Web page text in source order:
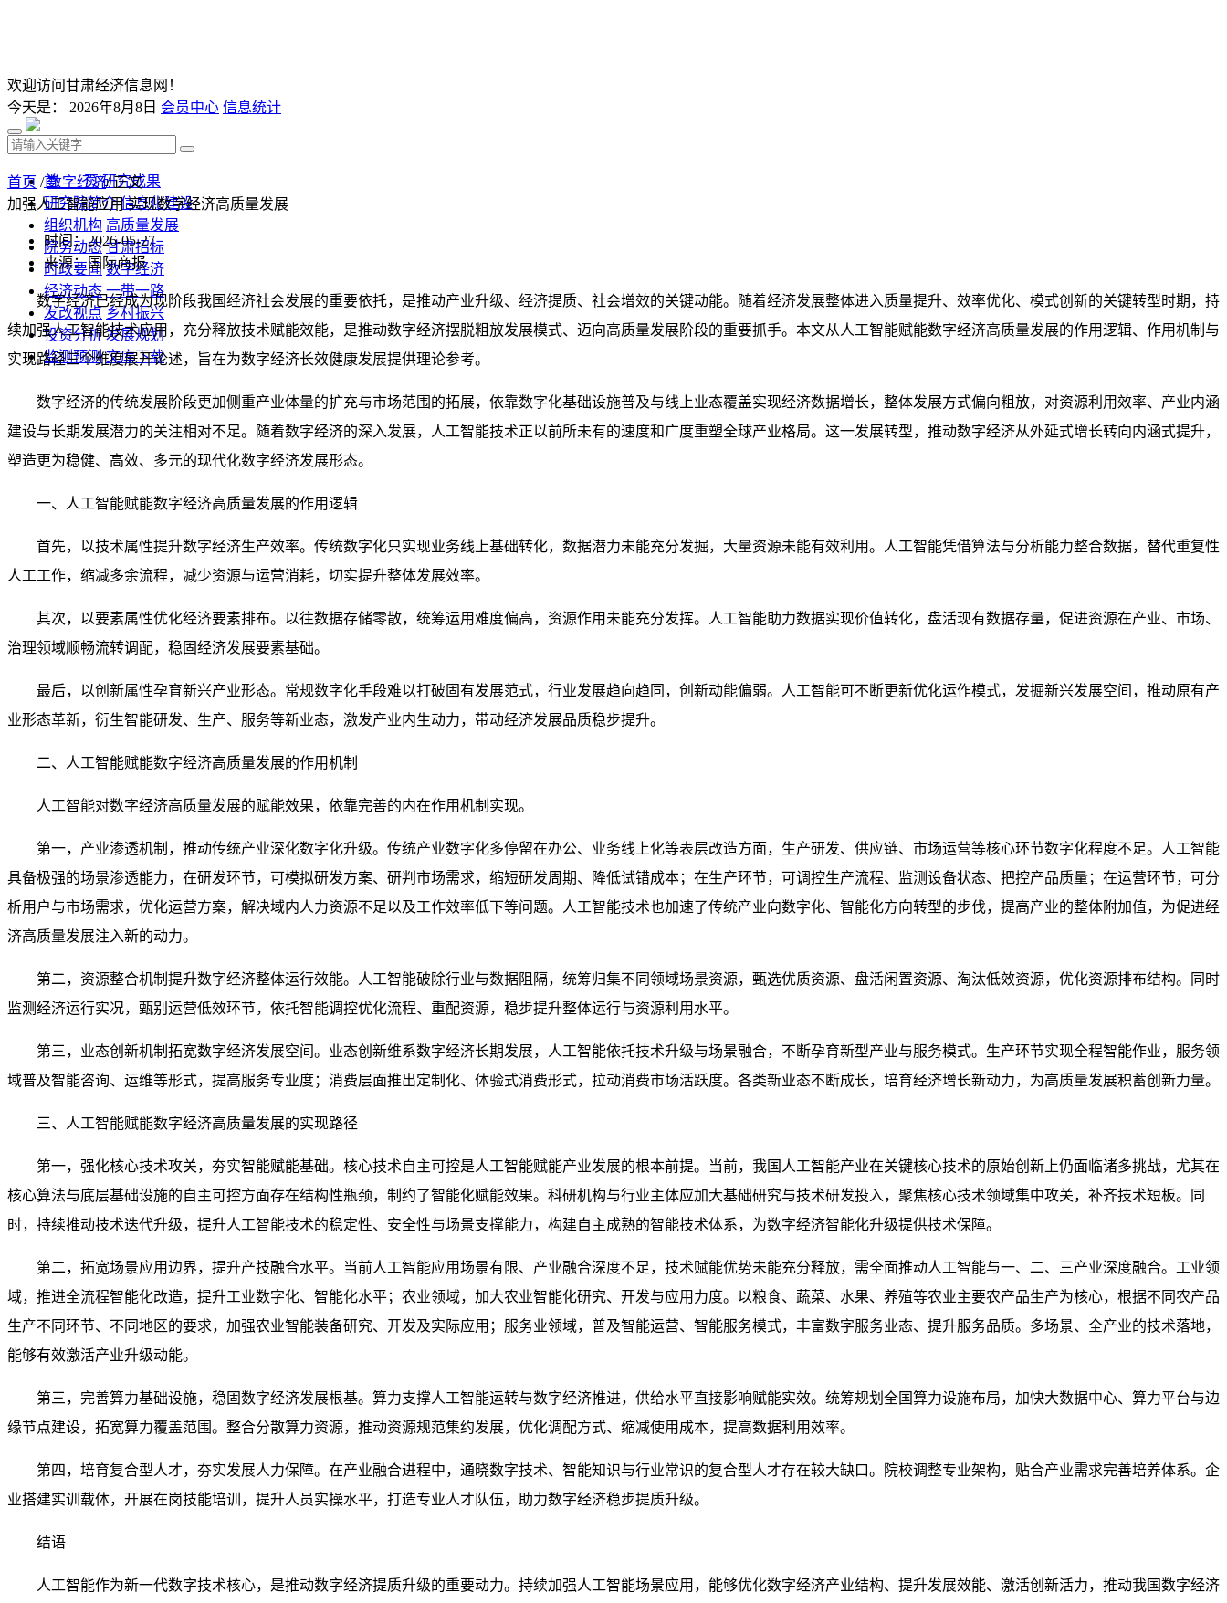
欢迎访问甘肃经济信息网！
今天是： 2026年8月8日 会员中心 信息统计
首 页 研究成果
研究院简介 信息化建设
组织机构 高质量发展
院务动态 甘肃招标
时政要闻 数字经济
经济动态 一带一路
发改视点 乡村振兴
投资分析 发展规划
监测预测 文库下载
首页 /数字经济/ 正文
加强人工智能应用 实现数字经济高质量发展
时间：2026-05-27
来源：国际商报
数字经济已经成为现阶段我国经济社会发展的重要依托，是推动产业升级、经济提质、社会增效的关键动能。随着经济发展整体进入质量提升、效率优化、模式创新的关键转型时期，持
续加强人工智能技术应用，充分释放技术赋能效能，是推动数字经济摆脱粗放发展模式、迈向高质量发展阶段的重要抓手。本文从人工智能赋能数字经济高质量发展的作用逻辑、作用机制与
实现路径三个维度展开论述，旨在为数字经济长效健康发展提供理论参考。
数字经济的传统发展阶段更加侧重产业体量的扩充与市场范围的拓展，依靠数字化基础设施普及与线上业态覆盖实现经济数据增长，整体发展方式偏向粗放，对资源利用效率、产业内涵
建设与长期发展潜力的关注相对不足。随着数字经济的深入发展，人工智能技术正以前所未有的速度和广度重塑全球产业格局。这一发展转型，推动数字经济从外延式增长转向内涵式提升，
塑造更为稳健、高效、多元的现代化数字经济发展形态。
一、人工智能赋能数字经济高质量发展的作用逻辑
首先，以技术属性提升数字经济生产效率。传统数字化只实现业务线上基础转化，数据潜力未能充分发掘，大量资源未能有效利用。人工智能凭借算法与分析能力整合数据，替代重复性
人工工作，缩减多余流程，减少资源与运营消耗，切实提升整体发展效率。
其次，以要素属性优化经济要素排布。以往数据存储零散，统筹运用难度偏高，资源作用未能充分发挥。人工智能助力数据实现价值转化，盘活现有数据存量，促进资源在产业、市场、
治理领域顺畅流转调配，稳固经济发展要素基础。
最后，以创新属性孕育新兴产业形态。常规数字化手段难以打破固有发展范式，行业发展趋向趋同，创新动能偏弱。人工智能可不断更新优化运作模式，发掘新兴发展空间，推动原有产
业形态革新，衍生智能研发、生产、服务等新业态，激发产业内生动力，带动经济发展品质稳步提升。
二、人工智能赋能数字经济高质量发展的作用机制
人工智能对数字经济高质量发展的赋能效果，依靠完善的内在作用机制实现。
第一，产业渗透机制，推动传统产业深化数字化升级。传统产业数字化多停留在办公、业务线上化等表层改造方面，生产研发、供应链、市场运营等核心环节数字化程度不足。人工智能
具备极强的场景渗透能力，在研发环节，可模拟研发方案、研判市场需求，缩短研发周期、降低试错成本；在生产环节，可调控生产流程、监测设备状态、把控产品质量；在运营环节，可分
析用户与市场需求，优化运营方案，解决域内人力资源不足以及工作效率低下等问题。人工智能技术也加速了传统产业向数字化、智能化方向转型的步伐，提高产业的整体附加值，为促进经
济高质量发展注入新的动力。
第二，资源整合机制提升数字经济整体运行效能。人工智能破除行业与数据阻隔，统筹归集不同领域场景资源，甄选优质资源、盘活闲置资源、淘汰低效资源，优化资源排布结构。同时
监测经济运行实况，甄别运营低效环节，依托智能调控优化流程、重配资源，稳步提升整体运行与资源利用水平。
第三，业态创新机制拓宽数字经济发展空间。业态创新维系数字经济长期发展，人工智能依托技术升级与场景融合，不断孕育新型产业与服务模式。生产环节实现全程智能作业，服务领
域普及智能咨询、运维等形式，提高服务专业度；消费层面推出定制化、体验式消费形式，拉动消费市场活跃度。各类新业态不断成长，培育经济增长新动力，为高质量发展积蓄创新力量。
三、人工智能赋能数字经济高质量发展的实现路径
第一，强化核心技术攻关，夯实智能赋能基础。核心技术自主可控是人工智能赋能产业发展的根本前提。当前，我国人工智能产业在关键核心技术的原始创新上仍面临诸多挑战，尤其在
核心算法与底层基础设施的自主可控方面存在结构性瓶颈，制约了智能化赋能效果。科研机构与行业主体应加大基础研究与技术研发投入，聚焦核心技术领域集中攻关，补齐技术短板。同
时，持续推动技术迭代升级，提升人工智能技术的稳定性、安全性与场景支撑能力，构建自主成熟的智能技术体系，为数字经济智能化升级提供技术保障。
第二，拓宽场景应用边界，提升产技融合水平。当前人工智能应用场景有限、产业融合深度不足，技术赋能优势未能充分释放，需全面推动人工智能与一、二、三产业深度融合。工业领
域，推进全流程智能化改造，提升工业数字化、智能化水平；农业领域，加大农业智能化研究、开发与应用力度。以粮食、蔬菜、水果、养殖等农业主要农产品生产为核心，根据不同农产品
生产不同环节、不同地区的要求，加强农业智能装备研究、开发及实际应用；服务业领域，普及智能运营、智能服务模式，丰富数字服务业态、提升服务品质。多场景、全产业的技术落地，
能够有效激活产业升级动能。
第三，完善算力基础设施，稳固数字经济发展根基。算力支撑人工智能运转与数字经济推进，供给水平直接影响赋能实效。统筹规划全国算力设施布局，加快大数据中心、算力平台与边
缘节点建设，拓宽算力覆盖范围。整合分散算力资源，推动资源规范集约发展，优化调配方式、缩减使用成本，提高数据利用效率。
第四，培育复合型人才，夯实发展人力保障。在产业融合进程中，通晓数字技术、智能知识与行业常识的复合型人才存在较大缺口。院校调整专业架构，贴合产业需求完善培养体系。企
业搭建实训载体，开展在岗技能培训，提升人员实操水平，打造专业人才队伍，助力数字经济稳步提质升级。
结语
人工智能作为新一代数字技术核心，是推动数字经济提质升级的重要动力。持续加强人工智能场景应用，能够优化数字经济产业结构、提升发展效能、激活创新活力，推动我国数字经济